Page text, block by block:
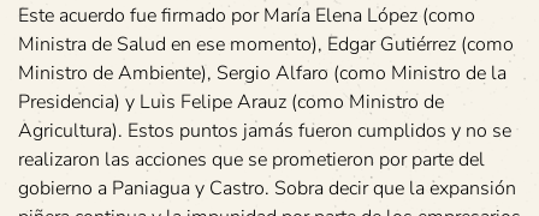
Este acuerdo fue firmado por María Elena López (como
Ministra de Salud en ese momento), Edgar Gutiérrez (como
Ministro de Ambiente), Sergio Alfaro (como Ministro de la
Presidencia) y Luis Felipe Arauz (como Ministro de
Agricultura). Estos puntos jamás fueron cumplidos y no se
realizaron las acciones que se prometieron por parte del
gobierno a Paniagua y Castro. Sobra decir que la expansión